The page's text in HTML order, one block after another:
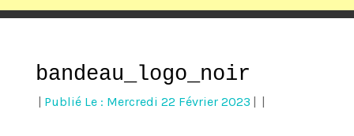
bandeau_logo_noir
Publié Le : Mercredi 22 Février 2023